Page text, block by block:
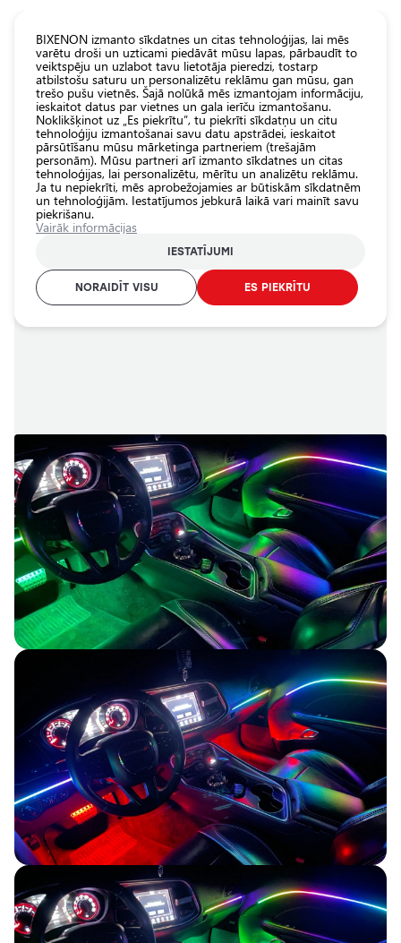
Sākumlapa Portfolio Ambient light uzstādīšana Ambient light
Ambient light uzstādīšana
AMBIENT LIGHT
Visas
veikala
preces
Veikals
Pamatlukturu
spuldzes
Ārējais auto
Iekšējais auto
apgaismojums
Apgaismojuma
Auto
tehniskās
apkopes
piederumi
Auto
ķīmija,
dīteilings,
aplīmēšana
Motociklu un
velosipēdu
apgaismojums
Serviss
Automobiļu
lukturu
remonts un
atjaunošana
Lukturu
pulēšana
Papildu
aprīkojuma
uzstādīšana
BIXENON izmanto sīkdatnes un citas tehnoloģijas, lai mēs
varētu droši un uzticami piedāvāt mūsu lapas, pārbaudīt to
veiktspēju un uzlabot tavu lietotāja pieredzi, tostarp
atbilstošu saturu un personalizētu reklāmu gan mūsu, gan
trešo pušu vietnēs. Šajā nolūkā mēs izmantojam informāciju,
ieskaitot datus par vietnes un gala ierīču izmantošanu.
Noklikšķinot uz „Es piekrītu”, tu piekrīti sīkdatņu un citu
tehnoloģiju izmantošanai savu datu apstrādei, ieskaitot
pārsūtīšanu mūsu mārketinga partneriem (trešajām
personām). Mūsu partneri arī izmanto sīkdatnes un citas
tehnoloģijas, lai personalizētu, mērītu un analizētu reklāmu.
Ja tu nepiekrīti, mēs aprobežojamies ar būtiskām sīkdatnēm
un tehnoloģijām. Iestatījumos jebkurā laikā vari mainīt savu
piekrišanu.
Vairāk informācijas
IESTATĪJUMI
NORAIDĪT VISU ES PIEKRĪTU